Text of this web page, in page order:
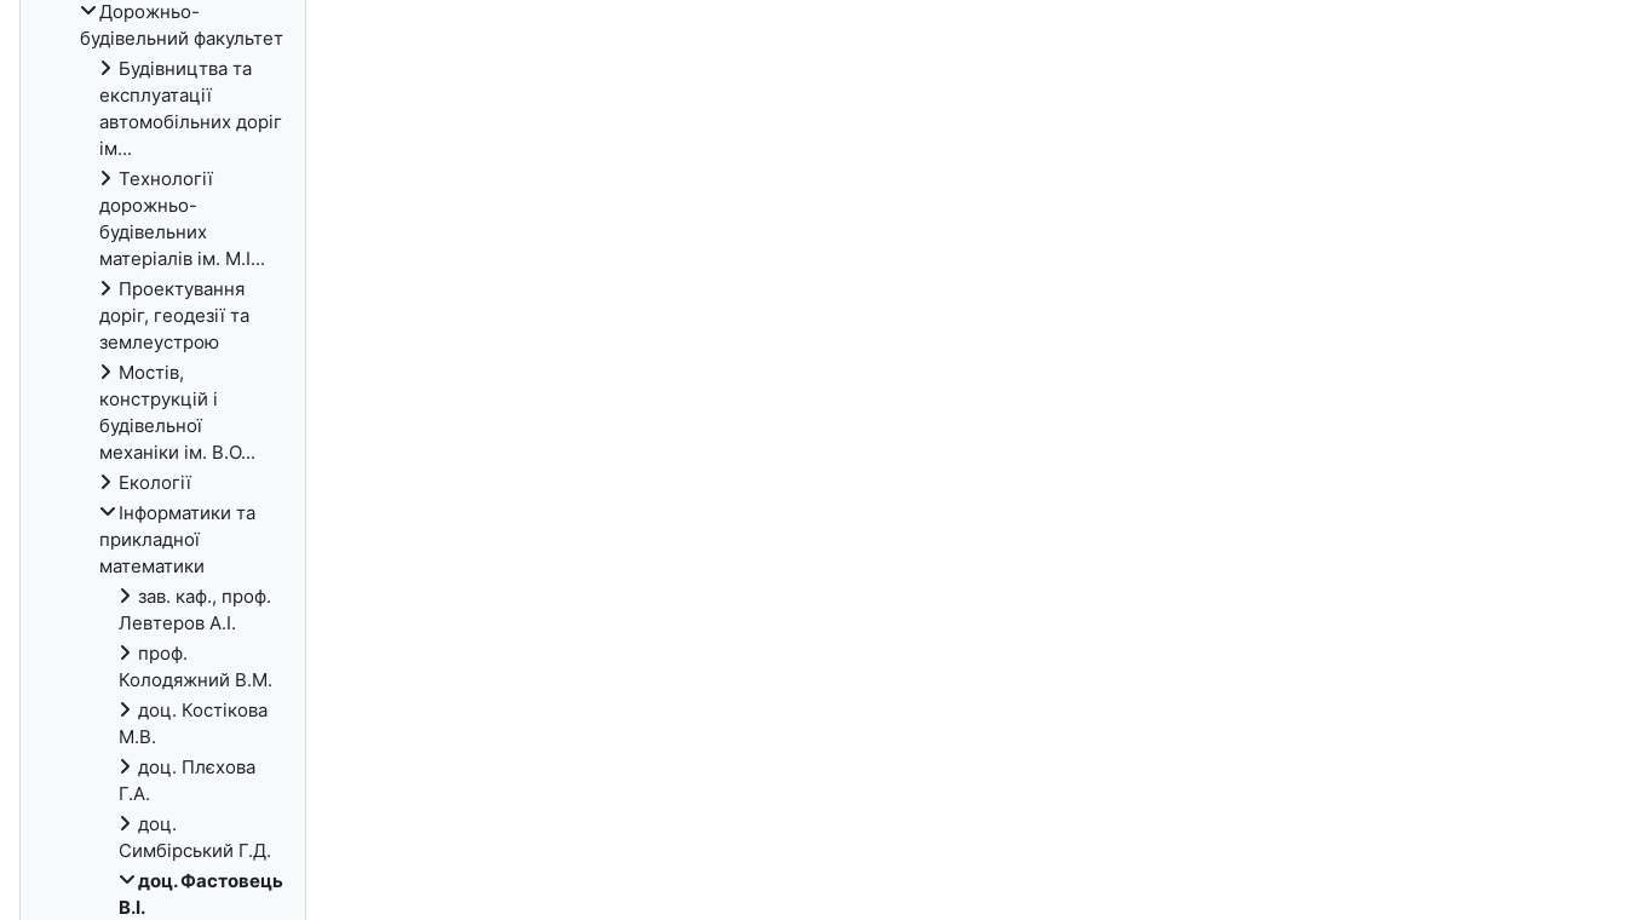
Дорожньо-
будівельний факультет
Будівництва та
експлуатації
автомобільних доріг
ім...
Технології
дорожньо-
будівельних
матеріалів ім. М.І...
Проектування
доріг, геодезії та
землеустрою
Мостів,
конструкцій і
будівельної
механіки ім. В.О...
Екології
Інформатики та
прикладної
математики
зав. каф., проф.
Левтеров А.І.
проф.
Колодяжний В.М.
доц. Костікова
М.В.
доц. Плєхова
Г.А.
доц.
Симбірський Г.Д.
доц. Фастовець
В.І.